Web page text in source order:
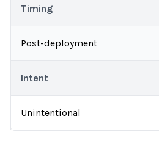
Timing
Post-deployment
Intent
Unintentional